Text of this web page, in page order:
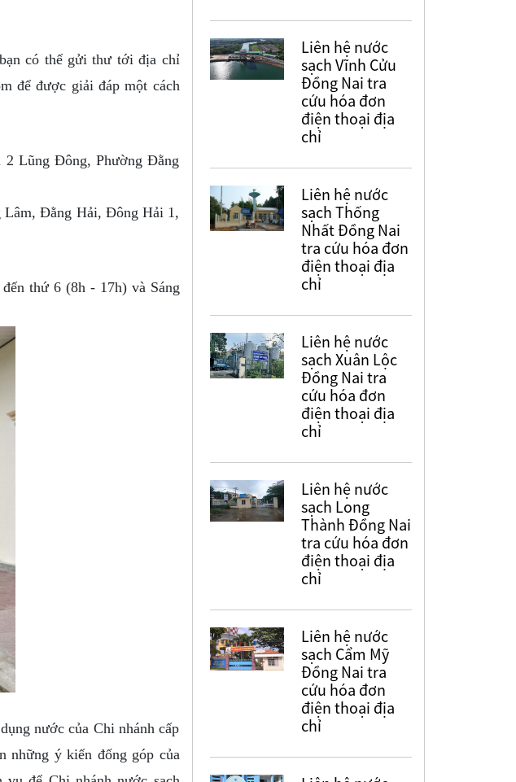
có thể gửi thư tới địa chỉ
để được giải đáp một cách
Lũng Đông, Phường Đằng
Đằng Hải, Đông Hải 1,
thứ 6 (8h - 17h) và Sáng
nước của Chi nhánh cấp
những ý kiến đống góp của
Liên hệ nước
sạch Vĩnh Cửu
Đồng Nai tra
cứu hóa đơn
điện thoại địa
chỉ
Liên hệ nước
sạch Thống
Nhất Đồng Nai
tra cứu hóa đơn
điện thoại địa
chỉ
Liên hệ nước
sạch Xuân Lộc
Đồng Nai tra
cứu hóa đơn
điện thoại địa
chỉ
Liên hệ nước
sạch Long
Thành Đồng Nai
tra cứu hóa đơn
điện thoại địa
chỉ
Liên hệ nước
sạch Cẩm Mỹ
Đồng Nai tra
cứu hóa đơn
điện thoại địa
chỉ